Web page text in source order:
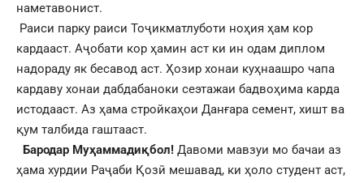
наметавонист.
Раиси парку раиси Тоҷикматлуботи ноҳия ҳам кор
кардааст. Аҷобати кор ҳамин аст ки ин одам диплом
надораду як бесавод аст. Ҳозир хонаи куҳнаашро чапа
кардаву хонаи дабдабаноки сеэтажаи бадвоҳима карда
истодааст. Аз ҳама стройкаҳои Данғара семент, хишт ва
қум талбида гаштааст.
Бародар Муҳаммадиқбол! Давоми мавзуи мо бачаи аз
ҳама хурдии Раҷаби Қозӣ мешавад, ки ҳоло студент аст,